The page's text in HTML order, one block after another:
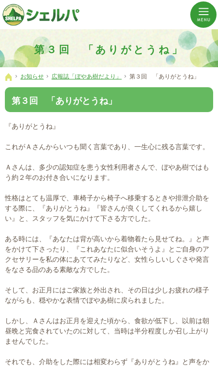
第３回 「ありがとうね」
介護の「通い・泊まり・訪問」から必要なものだけをご提供。介護のことならシェルパへ。
横浜市神奈川区 事業所数No,1の小規模多機能型居宅介護ぼやあ樹
ホーム
お知らせ 広報誌「ぼやあ樹だより」 第３回 「ありがとうね」
第３回 「ありがとうね」
『ありがとうね』
これがＡさんからいつも聞く言葉であり、一生心に残る言葉です。
Ａさんは、多少の認知症を患う女性利用者さんで、ぼやあ樹ではも
う約２年のお付き合いになります。
性格はとても温厚で、車椅子から椅子へ移乗するときや排泄介助を
する際に、『ありがとうね』『皆さんが良くしてくれるから嬉し
い』と、スタッフを気にかけて下さる方でした。
ある時には、『あなたは背が高いから着物着たら見せてね。』と声
をかけて下さったり、『これあなたに似合いそうよ』とご自身のア
クセサリーを私の体にあててみたりなど、女性らしいしぐさや発言
をなさる品のある素敵な方でした。
そして、お正月にはご家族と外出され、その日は少しお疲れの様子
ながらも、穏やかな表情でぼやあ樹に戻られました。
しかし、Ａさんはお正月を迎えた頃から、食欲が低下し、以前は朝
昼晩と完食されていたのに対して、当時は半分程度しか召し上がり
ませんでした。
それでも、介助をした際には相変わらず『ありがとうね』と声をか